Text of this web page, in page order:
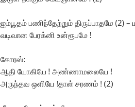
ஐம்பூதம் பணிந்தேற்றும் திருப்பாதமே (2)
வடிவான பேரக்னி உன்ரூபமே !
கோரஸ்:
ஆதி யோகியே ! அண்ணாமலையே !
அருந்தவ ஒளியே !தாள் சரணம் ! (2)